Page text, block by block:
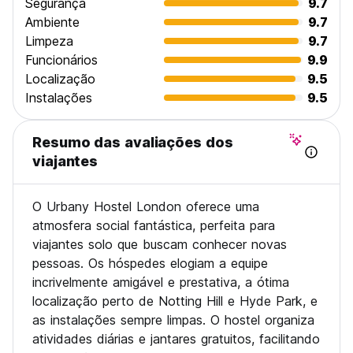
seja entre 8h e 23h. Alternativamente, por favor informe-
nos se você chegar fora deste horário.
- O check-in nos quartos é das 15h às 23h
- Check-out antes das 11h
Exigimos um depósito da chave em dinheiro de £ 10 (que
você receberá de volta na devolução). Nossas chaves têm
acesso 24 horas por dia, 7 dias por semana, portanto não
há toque de recolher - você pode entrar e sair o quanto
Mal podemos esperar para recebê-lo em nossa maravilhosa
casa e desfrutar desta cidade incrível! (Auto-translated
Segurança
9.7
Ambiente
9.7
Limpeza
9.7
Funcionários
9.9
Localização
9.5
Instalações
9.5
Resumo das avaliações dos
viajantes
O Urbany Hostel London oferece uma
atmosfera social fantástica, perfeita para
viajantes solo que buscam conhecer novas
pessoas. Os hóspedes elogiam a equipe
incrivelmente amigável e prestativa, a ótima
localização perto de Notting Hill e Hyde Park, e
as instalações sempre limpas. O hostel organiza
atividades diárias e jantares gratuitos, facilitando